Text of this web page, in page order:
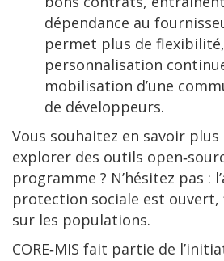
dépendance au
permet plus de
personnalisation
mobilisation d’une
de développeurs.
Vous souhaitez en savoir plus
explorer des outils
programme ? N’hésitez pas :
protection sociale est
sur les populations.
CORE‑MIS fait partie de